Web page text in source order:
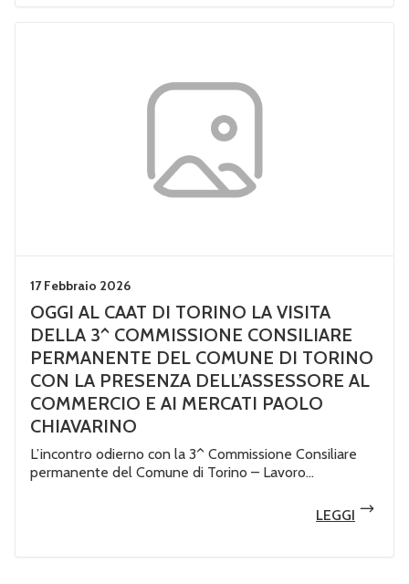
17 Febbraio 2026
OGGI AL CAAT DI TORINO LA VISITA
DELLA 3^ COMMISSIONE CONSILIARE
PERMANENTE DEL COMUNE DI TORINO
CON LA PRESENZA DELL’ASSESSORE AL
COMMERCIO E AI MERCATI PAOLO
CHIAVARINO
L’incontro odierno con la 3^ Commissione Consiliare
permanente del Comune di Torino – Lavoro...
LEGGI